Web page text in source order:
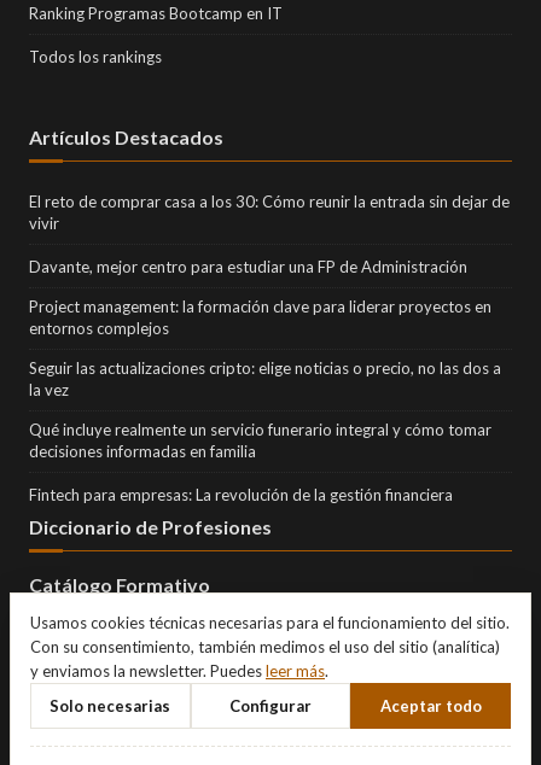
Ranking Programas Bootcamp en IT
Todos los rankings
Artículos Destacados
El reto de comprar casa a los 30: Cómo reunir la entrada sin dejar de
vivir
Davante, mejor centro para estudiar una FP de Administración
Project management: la formación clave para liderar proyectos en
entornos complejos
Seguir las actualizaciones cripto: elige noticias o precio, no las dos a
la vez
Qué incluye realmente un servicio funerario integral y cómo tomar
decisiones informadas en familia
Fintech para empresas: La revolución de la gestión financiera
Diccionario de Profesiones
Catálogo Formativo
Usamos cookies técnicas necesarias para el funcionamiento del sitio.
Con su consentimiento, también medimos el uso del sitio (analítica)
y enviamos la newsletter. Puedesleer más.
Solo necesarias
Configurar Aceptar todo